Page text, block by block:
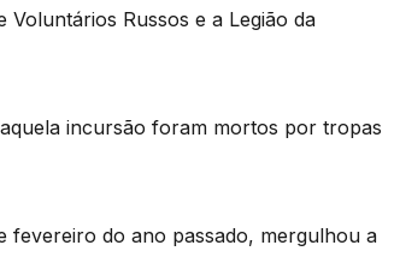
Russos e a Legião da
incursão foram mortos por tropas
fevereiro do ano passado, mergulhou a